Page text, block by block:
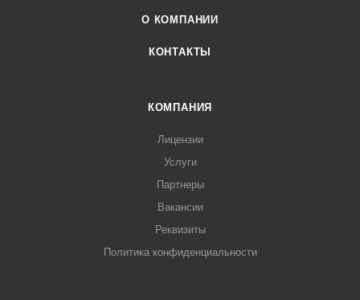
О КОМПАНИИ
КОНТАКТЫ
КОМПАНИЯ
Лицензии
Услуги
Партнеры
Вакансии
Реквизиты
Политика конфиденциальности